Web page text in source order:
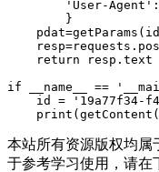
'User-
        }
    return resp.text
if __name__ ==
id = '19a77f34-
本站所有资源版权均属
于参考学习使用，请在